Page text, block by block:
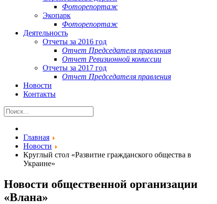
Фоторепортаж
Экопарк
Фоторепортаж
Деятельность
Отчеты за 2016 год
Отчет Председателя правления
Отчет Ревизионной комиссии
Отчеты за 2017 год
Отчет Председателя правления
Новости
Контакты
Главная
Новости
Круглый стол «Развитие гражданского общества в
Украине»
Новости общественной организации
«Влана»